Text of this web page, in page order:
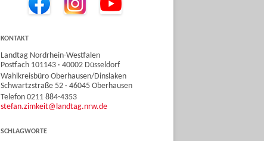
KONTAKT
Landtag Nordrhein-Westfalen
Postfach 101143 · 40002 Düsseldorf
Wahlkreisbüro Oberhausen/Dinslaken
Schwartzstraße 52 · 46045 Oberhausen
Telefon 0211 884-4353
stefan.zimkeit@landtag.nrw.de
SCHLAGWORTE